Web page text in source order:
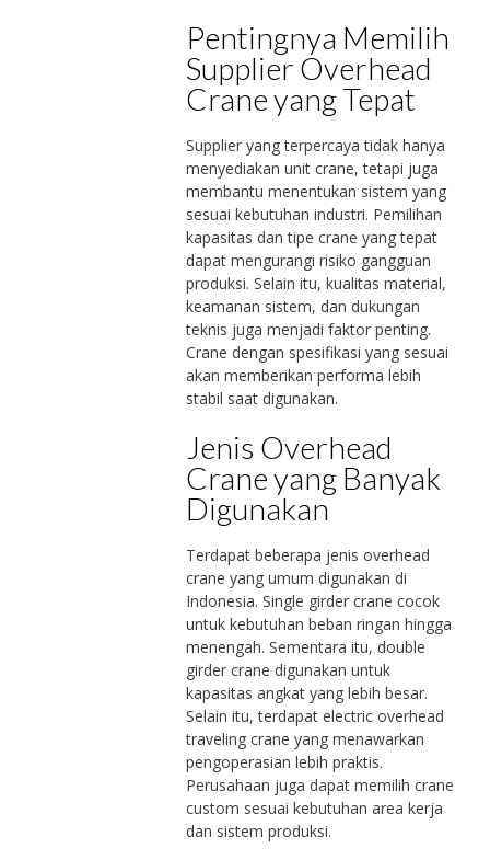
Pentingnya Memilih
Supplier Overhead
Crane yang Tepat
Supplier yang terpercaya tidak hanya
menyediakan unit crane, tetapi juga
membantu menentukan sistem yang
sesuai kebutuhan industri. Pemilihan
kapasitas dan tipe crane yang tepat
dapat mengurangi risiko gangguan
produksi. Selain itu, kualitas material,
keamanan sistem, dan dukungan
teknis juga menjadi faktor penting.
Crane dengan spesifikasi yang sesuai
akan memberikan performa lebih
stabil saat digunakan.
Jenis Overhead
Crane yang Banyak
Digunakan
Terdapat beberapa jenis overhead
crane yang umum digunakan di
Indonesia. Single girder crane cocok
untuk kebutuhan beban ringan hingga
menengah. Sementara itu, double
girder crane digunakan untuk
kapasitas angkat yang lebih besar.
Selain itu, terdapat electric overhead
traveling crane yang menawarkan
pengoperasian lebih praktis.
Perusahaan juga dapat memilih crane
custom sesuai kebutuhan area kerja
dan sistem produksi.